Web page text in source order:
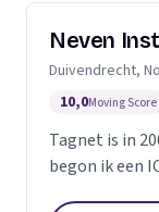
Neven
Duivendrecht,
10,0Moving Score
Tagnet is in
begon ik een